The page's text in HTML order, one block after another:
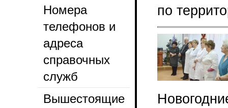
Номера
телефонов и
адреса
справочных
служб
Вышестоящие
по